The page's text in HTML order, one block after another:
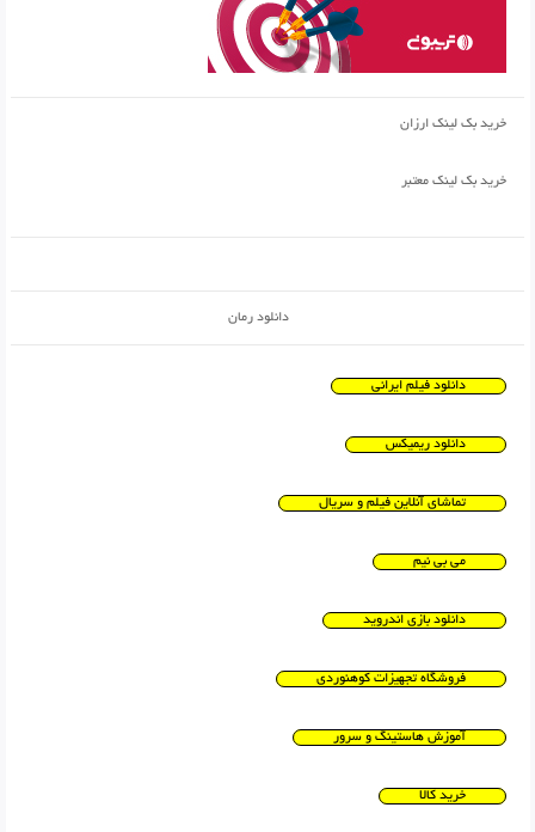
خرید بک لینک ارزان
خرید بک لینک معتبر
دانلود رمان
دانلود فیلم ایرانی
دانلود ریمیکس
تماشای آنلاین فیلم و سریال
می بی نیم
دانلود بازی اندروید
فروشگاه تجهیزات کوهنوردی
آموزش هاستینگ و سرور
خرید کالا